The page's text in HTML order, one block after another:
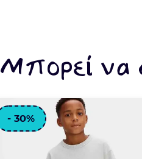
Μπορεί να
- 30%